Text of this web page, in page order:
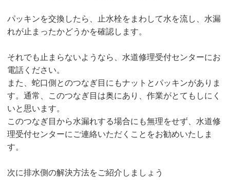
パッキンを交換したら、止水栓をまわして水を流し、水漏
れが止まったかどうかを確認します。
それでも止まらないようなら、水道修理受付センターにお
電話ください。
また、蛇口側とのつなぎ目にもナットとパッキンがありま
す。通常、このつなぎ目は奥にあり、作業がとてもしにく
いと思います。
このつなぎ目から水漏れする場合にも無理をせず、水道修
理受付センターにご連絡いただくことをお勧めいたしま
す。
次に排水側の解決方法をご紹介しましょう